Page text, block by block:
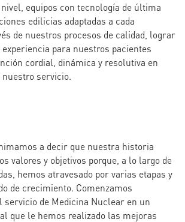
equipos con tecnología de última
edilicias adaptadas a cada
de nuestros procesos de calidad, lograr
para nuestros pacientes
cordial, dinámica y resolutiva en
nuestro servicio.
a decir que nuestra historia
valores y objetivos porque, a lo largo de
hemos atravesado por varias etapas y
de crecimiento. Comenzamos
servicio de Medicina Nuclear en un
que le hemos realizado las mejoras